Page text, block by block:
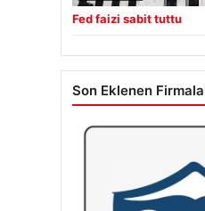
Fed faizi sabit tuttu
Son Eklenen